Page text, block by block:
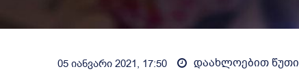
05 იანვარი 2021, 17:50 დაახლოებით წუთი